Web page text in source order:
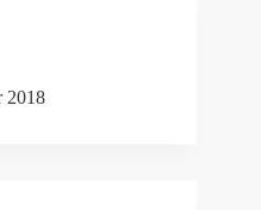
2018